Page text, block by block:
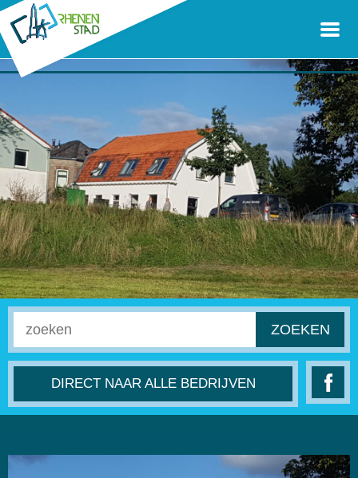
ZOEKEN
DIRECT NAAR ALLE BEDRIJVEN